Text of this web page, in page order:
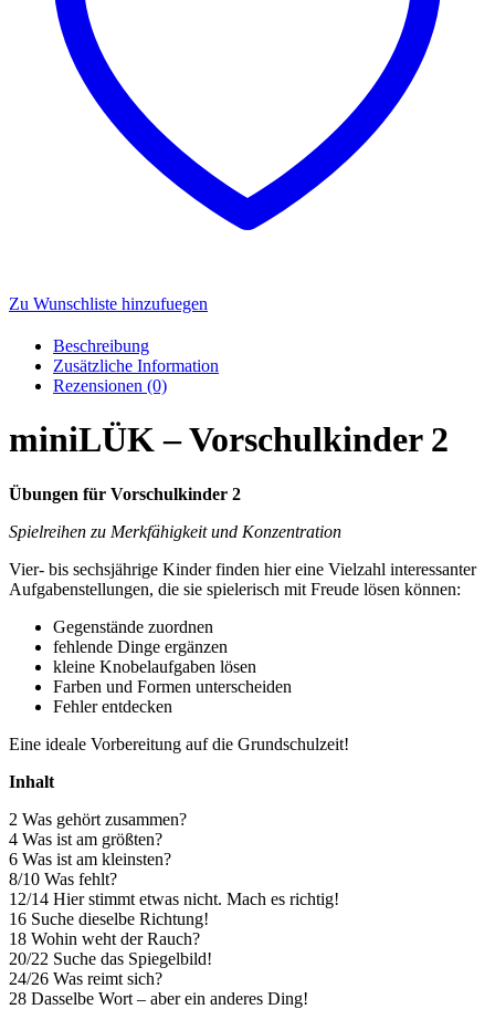
Zu Wunschliste hinzufuegen
Beschreibung
Zusätzliche Information
Rezensionen (0)
miniLÜK – Vorschulkinder 2
Übungen für Vorschulkinder 2
Spielreihen zu Merkfähigkeit und Konzentration
Vier- bis sechsjährige Kinder finden hier eine Vielzahl interessanter
Aufgabenstellungen, die sie spielerisch mit Freude lösen können:
Gegenstände zuordnen
fehlende Dinge ergänzen
kleine Knobelaufgaben lösen
Farben und Formen unterscheiden
Fehler entdecken
Eine ideale Vorbereitung auf die Grundschulzeit!
Inhalt
2 Was gehört zusammen?
4 Was ist am größten?
6 Was ist am kleinsten?
8/10 Was fehlt?
12/14 Hier stimmt etwas nicht. Mach es richtig!
16 Suche dieselbe Richtung!
18 Wohin weht der Rauch?
20/22 Suche das Spiegelbild!
24/26 Was reimt sich?
28 Dasselbe Wort – aber ein anderes Ding!